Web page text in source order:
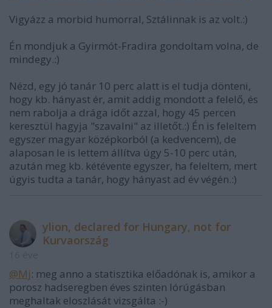
Vigyázz a morbid humorral, Sztálinnak is az volt.:)
Én mondjuk a Gyirmót-Fradira gondoltam volna, de
mindegy.:)
Nézd, egy jó tanár 10 perc alatt is el tudja dönteni,
hogy kb. hányast ér, amit addig mondott a felelő, és
nem rabolja a drága időt azzal, hogy 45 percen
keresztül hagyja "szavalni" az illetőt.:) Én is feleltem
egyszer magyar középkorból (a kedvencem), de
alaposan le is lettem állítva úgy 5-10 perc után,
azután meg kb. kétévente egyszer, ha feleltem, mert
úgyis tudta a tanár, hogy hányast ad év végén.:)
ylion, declared for Hungary, not for
Kurvaország
@Mj: meg anno a statisztika előadónak is, amikor a
porosz hadseregben éves szinten lórúgásban
meghaltak eloszlását vizsgálta :-)